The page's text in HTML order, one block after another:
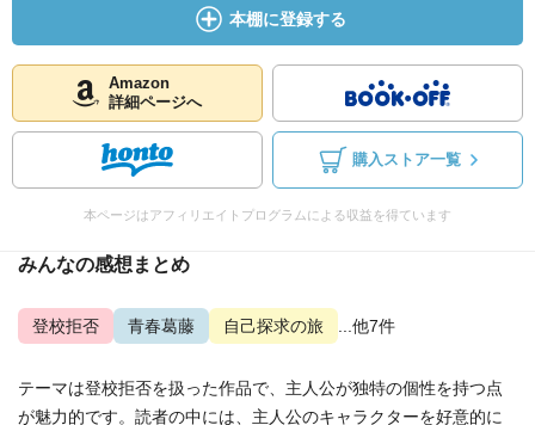
本棚に登録する
Amazon
詳細ページへ
購入ストア一覧
本ページはアフィリエイトプログラムによる収益を得ています
みんなの感想まとめ
登校拒否 青春葛藤 自己探求の旅 ...他7件
テーマは登校拒否を扱った作品で、主人公が独特の個性を持つ点
が魅力的です。読者の中には、主人公のキャラクターを好意的に